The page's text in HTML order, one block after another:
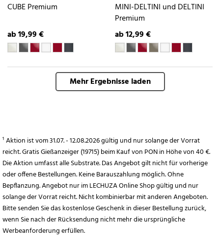
CUBE Premium
ab 19,99 €
MINI-DELTINI und DELTINI
Premium
ab 12,99 €
Mehr Ergebnisse laden
¹ Aktion ist vom 31.07. - 12.08.2026 gültig und nur solange der Vorrat
reicht. Gratis Gießanzeiger (19715) beim Kauf von PON in Höhe von 40 €.
Die Aktion umfasst alle Substrate. Das Angebot gilt nicht für vorherige
oder offene Bestellungen. Keine Barauszahlung möglich. Ohne
Bepflanzung. Angebot nur im LECHUZA Online Shop gültig und nur
solange der Vorrat reicht. Nicht kombinierbar mit anderen Angeboten.
Bitte senden Sie das kostenlose Geschenk in dieser Bestellung zurück,
wenn Sie nach der Rücksendung nicht mehr die ursprüngliche
Werbeanforderung erfüllen.